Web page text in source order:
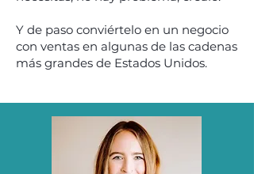
Y de paso conviértelo en un negocio
con ventas en algunas de las cadenas
más grandes de Estados Unidos.